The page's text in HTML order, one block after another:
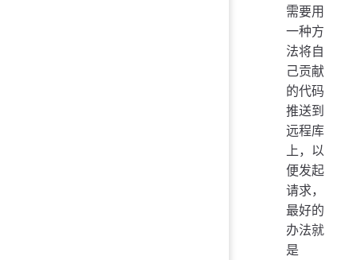
需要用
一种方
法将自
己贡献
的代码
推送到
远程库
上，以
便发起
请求，
最好的
办法就
是